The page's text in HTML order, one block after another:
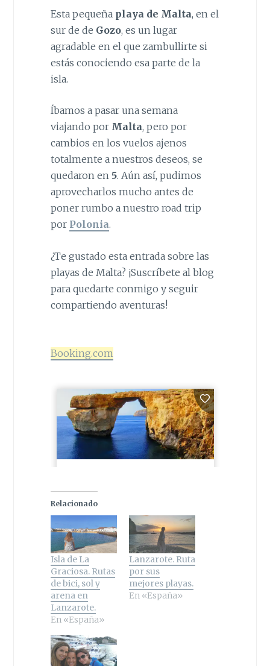
Esta pequeña playa de Malta, en el
sur de de Gozo, es un lugar
agradable en el que zambullirte si
estás conociendo esa parte de la
isla.
Íbamos a pasar una semana
viajando por Malta, pero por
cambios en los vuelos ajenos
totalmente a nuestros deseos, se
quedaron en 5. Aún así, pudimos
aprovecharlos mucho antes de
poner rumbo a nuestro road trip
por Polonia.
¿Te gustado esta entrada sobre las
playas de Malta? ¡Suscríbete al blog
para quedarte conmigo y seguir
compartiendo aventuras!
Booking.com
Relacionado
Isla de La
Graciosa. Rutas
de bici, sol y
arena en
Lanzarote.
En «España»
Lanzarote. Ruta
por sus
mejores playas.
En «España»